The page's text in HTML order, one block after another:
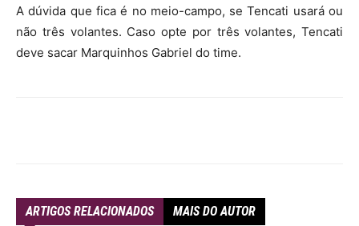
A dúvida que fica é no meio-campo, se Tencati usará ou
não três volantes. Caso opte por três volantes, Tencati
deve sacar Marquinhos Gabriel do time.
ARTIGOS RELACIONADOS MAIS DO AUTOR